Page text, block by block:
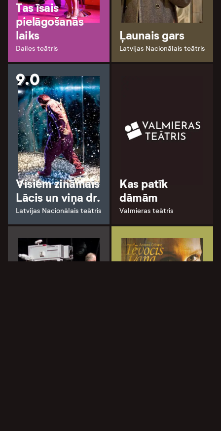
Tas īsais
pielāgošanās
laiks
Dailes teātris
Ļaunais gars
Latvijas Nacionālais teātris
9.0
Visiem zināmais
Lācis un viņa dr.
Latvijas Nacionālais teātris
Kas patīk
dāmām
Valmieras teātris